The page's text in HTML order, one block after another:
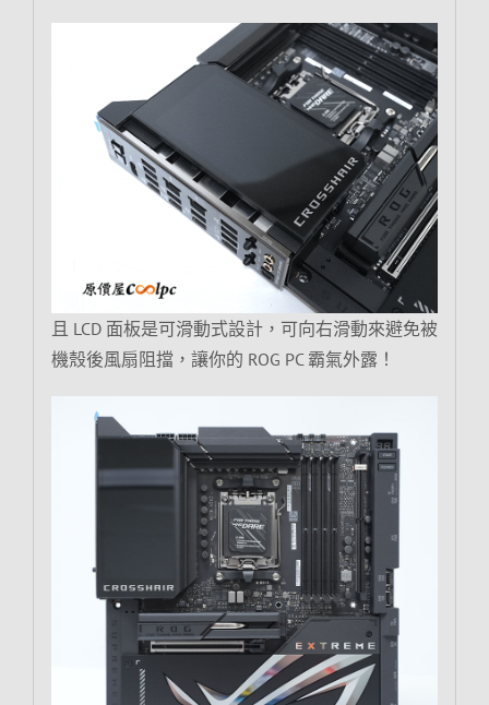
且 LCD 面板是可滑動式設計，可向右滑動來避免被
機殼後風扇阻擋，讓你的 ROG PC 霸氣外露！